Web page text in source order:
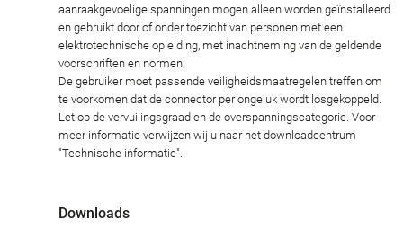
aanraakgevoelige spanningen mogen alleen worden geïnstalleerd
en gebruikt door of onder toezicht van personen met een
elektrotechnische opleiding, met inachtneming van de geldende
voorschriften en normen.
De gebruiker moet passende veiligheidsmaatregelen treffen om
te voorkomen dat de connector per ongeluk wordt losgekoppeld.
Let op de vervuilingsgraad en de overspanningscategorie. Voor
meer informatie verwijzen wij u naar het downloadcentrum
"Technische informatie".
Downloads